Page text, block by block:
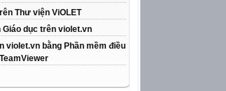
Thư viện ViOLET
dục trên violet.vn
violet.vn bằng Phần mềm điều